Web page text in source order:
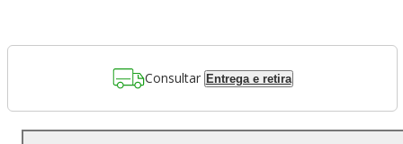
Consultar Entrega e retira